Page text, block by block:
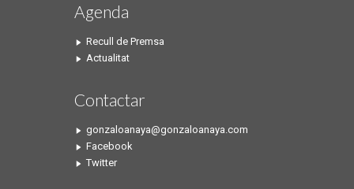
Agenda
Recull de Premsa
Actualitat
Contactar
gonzaloanaya@gonzaloanaya.com
Facebook
Twitter